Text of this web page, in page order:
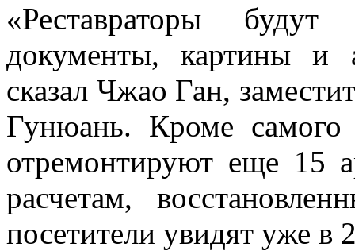
«Реставраторы
документы, картины и
сказал Чжао Ган,
Гунюань. Кроме самого
отремонтируют еще 15
расчетам,
посетители увидят уже в